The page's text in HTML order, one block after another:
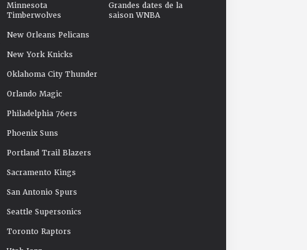
Minnesota
Timberwolves
New Orleans Pelicans
New York Knicks
Oklahoma City Thunder
Orlando Magic
Philadelphia 76ers
Phoenix Suns
Portland Trail Blazers
Sacramento Kings
San Antonio Spurs
Seattle Supersonics
Toronto Raptors
Grandes dates de la
saison WNBA